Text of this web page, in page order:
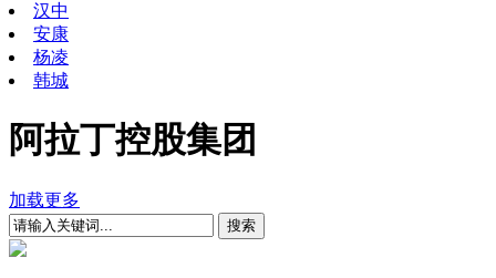
汉中
安康
杨凌
韩城
阿拉丁控股集团
加载更多